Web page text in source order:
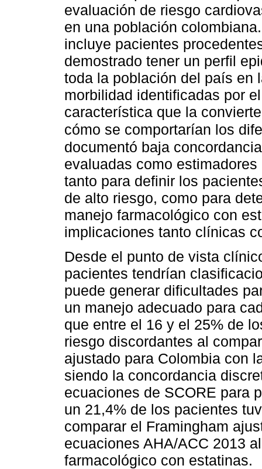
evaluación de riesgo
en una población
incluye pacientes
demostrado tener un perfil
toda la población del país en
morbilidad identificadas por
característica que la
cómo se comportarían los
documentó baja
evaluadas como
tanto para definir los
de alto riesgo, como para
manejo farmacológico con
implicaciones tanto clínicas
Desde el punto de vista
pacientes tendrían
puede generar dificultades
un manejo adecuado para
que entre el 16 y el 25% de
riesgo discordantes al
ajustado para Colombia con
siendo la concordancia
ecuaciones de SCORE para
un 21,4% de los pacientes
comparar el Framingham
ecuaciones AHA/ACC 2013
farmacológico con estatinas.